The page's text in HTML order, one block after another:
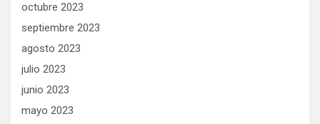
octubre 2023
septiembre 2023
agosto 2023
julio 2023
junio 2023
mayo 2023